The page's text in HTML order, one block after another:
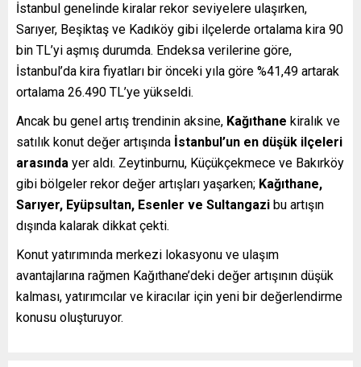
İstanbul genelinde kiralar rekor seviyelere ulaşırken,
Sarıyer, Beşiktaş ve Kadıköy gibi ilçelerde ortalama kira 90
bin TL’yi aşmış durumda. Endeksa verilerine göre,
İstanbul’da kira fiyatları bir önceki yıla göre %41,49 artarak
ortalama 26.490 TL’ye yükseldi.
Ancak bu genel artış trendinin aksine, Kağıthane kiralık ve
satılık konut değer artışında İstanbul’un en düşük ilçeleri
arasında yer aldı. Zeytinburnu, Küçükçekmece ve Bakırköy
gibi bölgeler rekor değer artışları yaşarken; Kağıthane,
Sarıyer, Eyüpsultan, Esenler ve Sultangazi bu artışın
dışında kalarak dikkat çekti.
Konut yatırımında merkezi lokasyonu ve ulaşım
avantajlarına rağmen Kağıthane’deki değer artışının düşük
kalması, yatırımcılar ve kiracılar için yeni bir değerlendirme
konusu oluşturuyor.